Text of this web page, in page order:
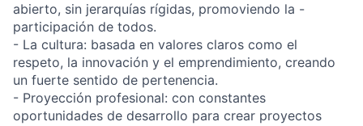
abierto, sin jerarquías rígidas, promoviendo la -
participación de todos.
- La cultura: basada en valores claros como el
respeto, la innovación y el emprendimiento, creando
un fuerte sentido de pertenencia.
- Proyección profesional: con constantes
oportunidades de desarrollo para crear proyectos